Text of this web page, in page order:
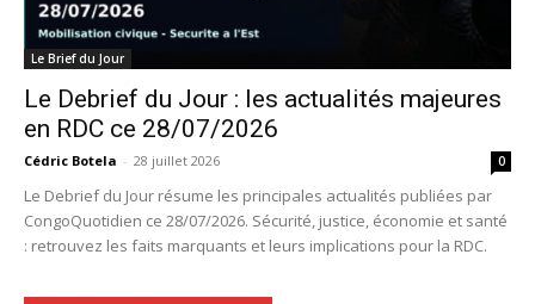
Le Brief du Jour
Le Debrief du Jour : les actualités majeures
en RDC ce 28/07/2026
Cédric Botela - 28 juillet 2026 0
Le Debrief du Jour résume les principales actualités publiées par
CongoQuotidien ce 28/07/2026. Sécurité, justice, économie et santé
: retrouvez les faits marquants et leurs implications pour la RDC.